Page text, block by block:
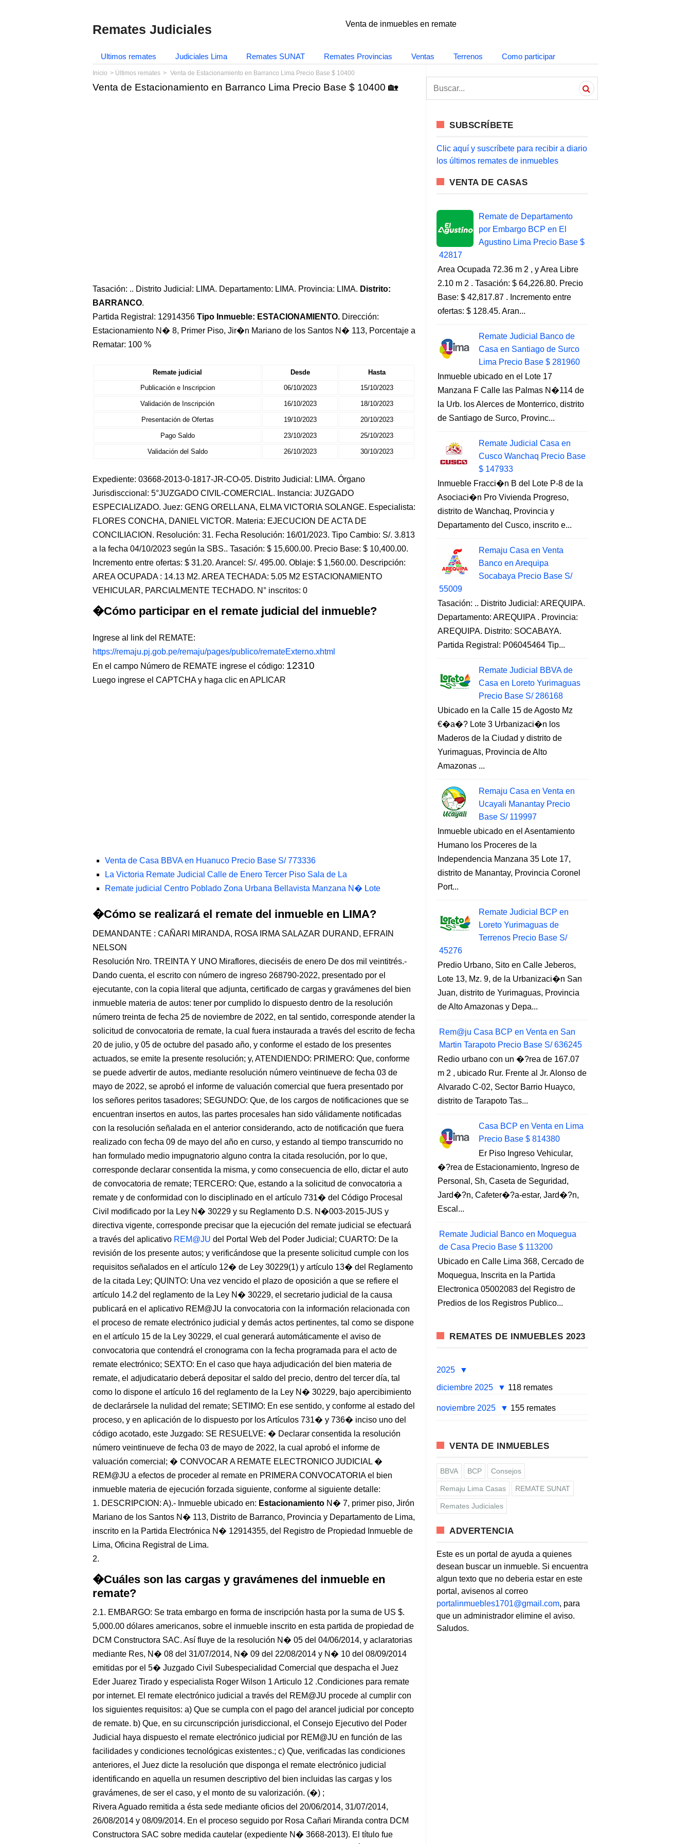
Remates Judiciales Venta de inmuebles en remate
Ultimos remates Judiciales Lima Remates SUNAT Remates Provincias Ventas Terrenos Como participar
Inicio Últimos remates Venta de Estacionamiento en Barranco Lima Precio Base $ 10400
Venta de Estacionamiento en Barranco Lima Precio Base $ 10400 🏡
Tasación: .. Distrito Judicial: LIMA. Departamento: LIMA. Provincia: LIMA. Distrito:
BARRANCO.
Partida Registral: 12914356 Tipo Inmueble: ESTACIONAMIENTO. Dirección:
Estacionamiento N� 8, Primer Piso, Jir�n Mariano de los Santos N� 113, Porcentaje a
Rematar: 100 %
Remate judicial Desde
Hasta
Publicación e Inscripcion
06/10/2023 15/10/2023
Validación de Inscripción 16/10/2023 18/10/2023
Presentación de Ofertas 19/10/2023 20/10/2023
Pago Saldo 23/10/2023 25/10/2023
Validación del Saldo 26/10/2023 30/10/2023
Expediente: 03668-2013-0-1817-JR-CO-05. Distrito Judicial: LIMA. Órgano
Jurisdisccional: 5°JUZGADO CIVIL-COMERCIAL. Instancia: JUZGADO
ESPECIALIZADO. Juez: GENG ORELLANA, ELMA VICTORIA SOLANGE. Especialista:
FLORES CONCHA, DANIEL VICTOR. Materia: EJECUCION DE ACTA DE
CONCILIACION. Resolución: 31. Fecha Resolución: 16/01/2023. Tipo Cambio: S/. 3.813
a la fecha 04/10/2023 según la SBS.. Tasación: $ 15,600.00. Precio Base: $ 10,400.00.
Incremento entre ofertas: $ 31.20. Arancel: S/. 495.00. Oblaje: $ 1,560.00. Descripción:
AREA OCUPADA : 14.13 M2. AREA TECHADA: 5.05 M2 ESTACIONAMIENTO
VEHICULAR, PARCIALMENTE TECHADO. N° inscritos: 0
�Cómo participar en el remate judicial del inmueble?
Ingrese al link del REMATE:
https://remaju.pj.gob.pe/remaju/pages/publico/remateExterno.xhtml
En el campo Número de REMATE ingrese el código: 12310
Luego ingrese el CAPTCHA y haga clic en APLICAR
Venta de Casa BBVA en Huanuco Precio Base S/ 773336
La Victoria Remate Judicial Calle de Enero Tercer Piso Sala de La
Remate judicial Centro Poblado Zona Urbana Bellavista Manzana N� Lote
�Cómo se realizará el remate del inmueble en LIMA?
DEMANDANTE : CAÑARI MIRANDA, ROSA IRMA SALAZAR DURAND, EFRAIN
NELSON
Resolución Nro. TREINTA Y UNO Miraflores, dieciséis de enero De dos mil veintitrés.-
Dando cuenta, el escrito con número de ingreso 268790-2022, presentado por el
ejecutante, con la copia literal que adjunta, certificado de cargas y gravámenes del bien
inmueble materia de autos: tener por cumplido lo dispuesto dentro de la resolución
número treinta de fecha 25 de noviembre de 2022, en tal sentido, corresponde atender la
solicitud de convocatoria de remate, la cual fuera instaurada a través del escrito de fecha
20 de julio, y 05 de octubre del pasado año, y conforme el estado de los presentes
actuados, se emite la presente resolución; y, ATENDIENDO: PRIMERO: Que, conforme
se puede advertir de autos, mediante resolución número veintinueve de fecha 03 de
mayo de 2022, se aprobó el informe de valuación comercial que fuera presentado por
los señores peritos tasadores; SEGUNDO: Que, de los cargos de notificaciones que se
encuentran insertos en autos, las partes procesales han sido válidamente notificadas
con la resolución señalada en el anterior considerando, acto de notificación que fuera
realizado con fecha 09 de mayo del año en curso, y estando al tiempo transcurrido no
han formulado medio impugnatorio alguno contra la citada resolución, por lo que,
corresponde declarar consentida la misma, y como consecuencia de ello, dictar el auto
de convocatoria de remate; TERCERO: Que, estando a la solicitud de convocatoria a
remate y de conformidad con lo disciplinado en el artículo 731� del Código Procesal
Civil modificado por la Ley N� 30229 y su Reglamento D.S. N�003-2015-JUS y
directiva vigente, corresponde precisar que la ejecución del remate judicial se efectuará
a través del aplicativo REM@JU del Portal Web del Poder Judicial; CUARTO: De la
revisión de los presente autos; y verificándose que la presente solicitud cumple con los
requisitos señalados en el artículo 12� de Ley 30229(1) y artículo 13� del Reglamento
de la citada Ley; QUINTO: Una vez vencido el plazo de oposición a que se refiere el
artículo 14.2 del reglamento de la Ley N� 30229, el secretario judicial de la causa
publicará en el aplicativo REM@JU la convocatoria con la información relacionada con
el proceso de remate electrónico judicial y demás actos pertinentes, tal como se dispone
en el artículo 15 de la Ley 30229, el cual generará automáticamente el aviso de
convocatoria que contendrá el cronograma con la fecha programada para el acto de
remate electrónico; SEXTO: En el caso que haya adjudicación del bien materia de
remate, el adjudicatario deberá depositar el saldo del precio, dentro del tercer día, tal
como lo dispone el artículo 16 del reglamento de la Ley N� 30229, bajo apercibimiento
de declarársele la nulidad del remate; SETIMO: En ese sentido, y conforme al estado del
proceso, y en aplicación de lo dispuesto por los Artículos 731� y 736� inciso uno del
código acotado, este Juzgado: SE RESUELVE: � Declarar consentida la resolución
número veintinueve de fecha 03 de mayo de 2022, la cual aprobó el informe de
valuación comercial; � CONVOCAR A REMATE ELECTRONICO JUDICIAL �
REM@JU a efectos de proceder al remate en PRIMERA CONVOCATORIA el bien
inmueble materia de ejecución forzada siguiente, conforme al siguiente detalle:
1. DESCRIPCION: A).- Inmueble ubicado en: Estacionamiento N� 7, primer piso, Jirón
Mariano de los Santos N� 113, Distrito de Barranco, Provincia y Departamento de Lima,
inscrito en la Partida Electrónica N� 12914355, del Registro de Propiedad Inmueble de
Lima, Oficina Registral de Lima.
2.
�Cuáles son las cargas y gravámenes del inmueble en
remate?
2.1. EMBARGO: Se trata embargo en forma de inscripción hasta por la suma de US $.
5,000.00 dólares americanos, sobre el inmueble inscrito en esta partida de propiedad de
DCM Constructora SAC. Así fluye de la resolución N� 05 del 04/06/2014, y aclaratorias
mediante Res, N� 08 del 31/07/2014, N� 09 del 22/08/2014 y N� 10 del 08/09/2014
emitidas por el 5� Juzgado Civil Subespecialidad Comercial que despacha el Juez
Eder Juarez Tirado y especialista Roger Wilson 1 Articulo 12 .Condiciones para remate
por internet. El remate electrónico judicial a través del REM@JU procede al cumplir con
los siguientes requisitos: a) Que se cumpla con el pago del arancel judicial por concepto
de remate. b) Que, en su circunscripción jurisdiccional, el Consejo Ejecutivo del Poder
Judicial haya dispuesto el remate electrónico judicial por REM@JU en función de las
facilidades y condiciones tecnológicas existentes.; c) Que, verificadas las condiciones
anteriores, el Juez dicte la resolución que disponga el remate electrónico judicial
identificando en aquella un resumen descriptivo del bien incluidas las cargas y los
gravámenes, de ser el caso, y el monto de su valorización. (�) ;
Rivera Aguado remitida a ésta sede mediante oficios del 20/06/2014, 31/07/2014,
26/08/2014 y 08/09/2014. En el proceso seguido por Rosa Cañari Miranda contra DCM
Constructora SAC sobre medida cautelar (expediente N� 3668-2013). El título fue
a
SUBSCRÍBETE
Clic aquí y suscríbete para recibir a diario
los últimos remates de inmuebles
VENTA DE CASAS
Remate de Departamento
por Embargo BCP en El
Agustino Lima Precio Base $
42817
Area Ocupada 72.36 m 2 , y Area Libre
2.10 m 2 . Tasación: $ 64,226.80. Precio
Base: $ 42,817.87 . Incremento entre
ofertas: $ 128.45. Aran...
Remate Judicial Banco de
Casa en Santiago de Surco
Lima Precio Base $ 281960
Inmueble ubicado en el Lote 17
Manzana F Calle las Palmas N�114 de
la Urb. los Alerces de Monterrico, distrito
de Santiago de Surco, Provinc...
Remate Judicial Casa en
Cusco Wanchaq Precio Base
$ 147933
Inmueble Fracci�n B del Lote P-8 de la
Asociaci�n Pro Vivienda Progreso,
distrito de Wanchaq, Provincia y
Departamento del Cusco, inscrito e...
Remaju Casa en Venta
Banco en Arequipa
Socabaya Precio Base S/
55009
Tasación: .. Distrito Judicial: AREQUIPA.
Departamento: AREQUIPA . Provincia:
AREQUIPA. Distrito: SOCABAYA.
Partida Registral: P06045464 Tip...
Remate Judicial BBVA de
Casa en Loreto Yurimaguas
Precio Base S/ 286168
Ubicado en la Calle 15 de Agosto Mz
€�a�? Lote 3 Urbanizaci�n los
Maderos de la Ciudad y distrito de
Yurimaguas, Provincia de Alto
Amazonas ...
Remaju Casa en Venta en
Ucayali Manantay Precio
Base S/ 119997
Inmueble ubicado en el Asentamiento
Humano los Proceres de la
Independencia Manzana 35 Lote 17,
distrito de Manantay, Provincia Coronel
Port...
Remate Judicial BCP en
Loreto Yurimaguas de
Terrenos Precio Base S/
45276
Predio Urbano, Sito en Calle Jeberos,
Lote 13, Mz. 9, de la Urbanizaci�n San
Juan, distrito de Yurimaguas, Provincia
de Alto Amazonas y Depa...
Rem@ju Casa BCP en Venta en San
Martin Tarapoto Precio Base S/ 636245
Redio urbano con un �?rea de 167.07
m 2 , ubicado Rur. Frente al Jr. Alonso de
Alvarado C-02, Sector Barrio Huayco,
distrito de Tarapoto Tas...
Casa BCP en Venta en Lima
Precio Base $ 814380
Er Piso Ingreso Vehicular,
�?rea de Estacionamiento, Ingreso de
Personal, Sh, Caseta de Seguridad,
Jard�?n, Cafeter�?a-estar, Jard�?n,
Escal...
Remate Judicial Banco en Moquegua
de Casa Precio Base $ 113200
Ubicado en Calle Lima 368, Cercado de
Moquegua, Inscrita en la Partida
Electronica 05002083 del Registro de
Predios de los Registros Publico...
REMATES DE INMUEBLES 2023
2025
diciembre 2025
118 remates
noviembre 2025 155 remates
VENTA DE INMUEBLES
BBVA BCP Consejos
Remaju Lima Casas REMATE SUNAT
Remates Judiciales
ADVERTENCIA
Este es un portal de ayuda a quienes
desean buscar un inmueble. Si encuentra
algun texto que no deberia estar en este
portal, avisenos al correo
portalinmuebles1701@gmail.com, para
que un administrador elimine el aviso.
Saludos.